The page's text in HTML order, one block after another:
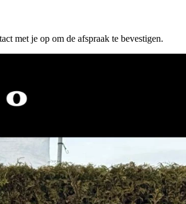
met je op om de afspraak te bevestigen.